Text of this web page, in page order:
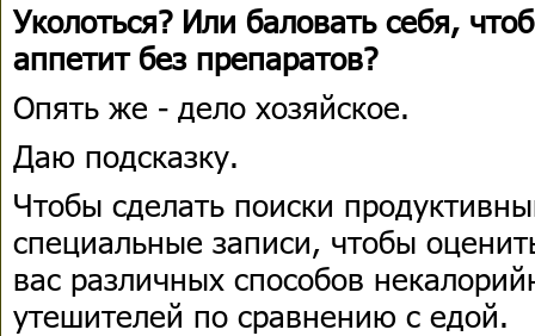
Уколоться? Или баловать себя,
аппетит без препаратов?
Опять же - дело хозяйское.
Даю подсказку.
Чтобы сделать поиски
специальные записи, чтобы
вас различных способов
утешителей по сравнению с едой.